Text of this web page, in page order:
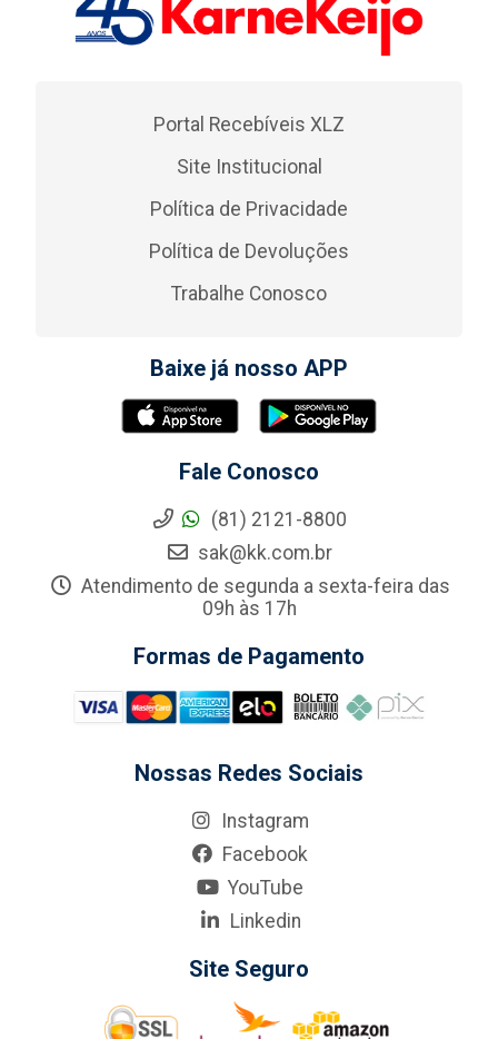
Portal Recebíveis XLZ
Site Institucional
Política de Privacidade
Política de Devoluções
Trabalhe Conosco
Baixe já nosso APP
Fale Conosco
(81) 2121-8800
sak@kk.com.br
Atendimento de segunda a sexta-feira das
09h às 17h
Formas de Pagamento
Nossas Redes Sociais
Instagram
Facebook
YouTube
Linkedin
Site Seguro